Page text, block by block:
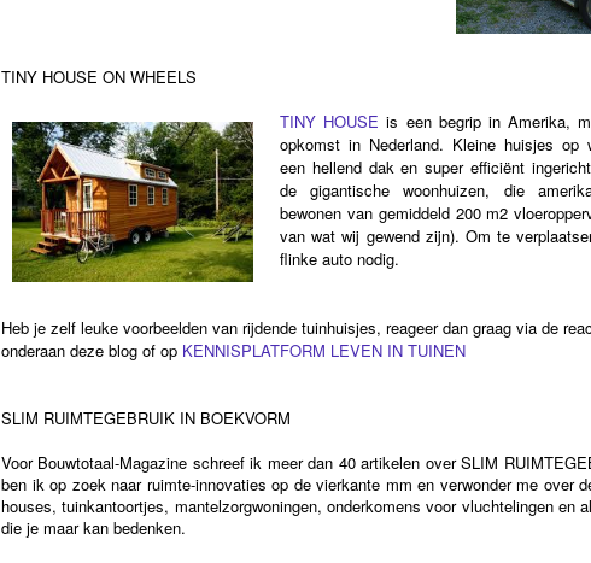
TINY HOUSE ON WHEELS
TINY HOUSE is een begrip in Amerika,
opkomst in Nederland. Kleine huisjes op
een hellend dak en super efficiënt
de gigantische woonhuizen, die
bewonen van gemiddeld 200 m2
van wat wij gewend zijn). Om te
flinke auto nodig.
Heb je zelf leuke voorbeelden van rijdende tuinhuisjes, reageer dan graag via de
onderaan deze blog of op KENNISPLATFORM LEVEN IN TUINEN
SLIM RUIMTEGEBRUIK IN BOEKVORM
Voor Bouwtotaal-Magazine schreef ik meer dan 40 artikelen over SLIM
ben ik op zoek naar ruimte-innovaties op de vierkante mm en verwonder me over
houses, tuinkantoortjes, mantelzorgwoningen, onderkomens voor vluchtelingen en
die je maar kan bedenken.